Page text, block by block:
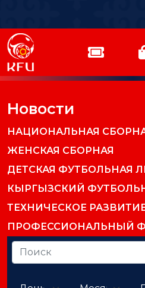
Новости
НАЦИОНАЛЬНАЯ
ЖЕНСКАЯ СБОРНАЯ
ДЕТСКАЯ ФУТБОЛЬНАЯ
КЫРГЫЗСКИЙ
ТЕХНИЧЕСКОЕ
ПРОФЕССИОНАЛЬНЫЙ